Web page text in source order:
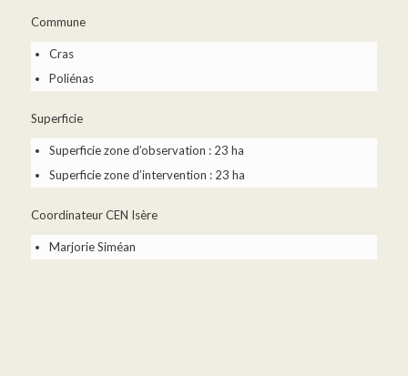
Commune
Cras
Poliénas
Superficie
Superficie zone d’observation : 23 ha
Superficie zone d’intervention : 23 ha
Coordinateur CEN Isère
Marjorie Siméan